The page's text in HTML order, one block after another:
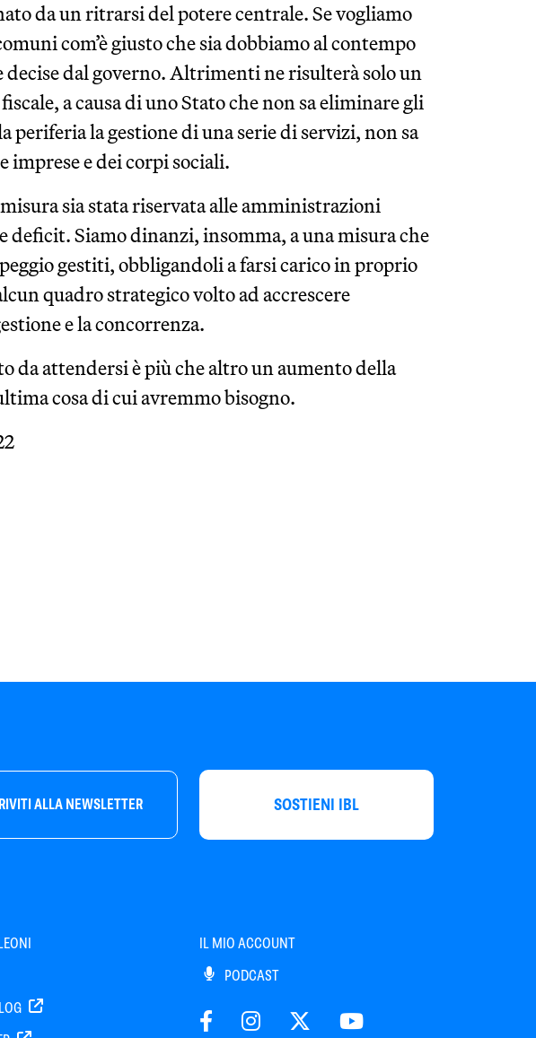
da un ritrarsi del potere centrale. Se vogliamo
com’è giusto che sia dobbiamo al contempo
decise dal governo. Altrimenti ne risulterà solo un
a causa di uno Stato che non sa eliminare gli
periferia la gestione di una serie di servizi, non sa
imprese e dei corpi sociali.
sia stata riservata alle amministrazioni
deficit. Siamo dinanzi, insomma, a una misura che
gestiti, obbligandoli a farsi carico in proprio
quadro strategico volto ad accrescere
e la concorrenza.
da attendersi è più che altro un aumento della
cosa di cui avremmo bisogno.
ALLA NEWSLETTER SOSTIENI IBL
IL MIO ACCOUNT
PODCAST